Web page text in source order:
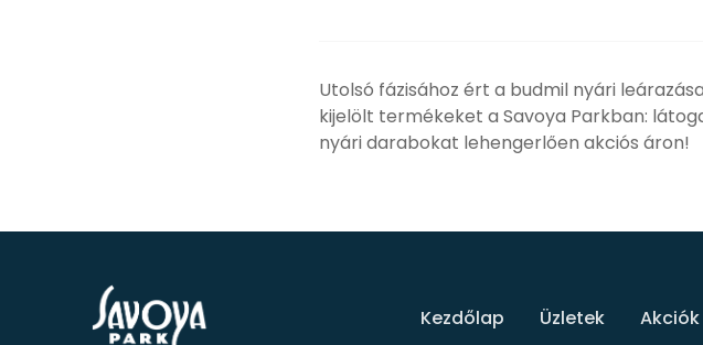
Utolsó fázisához ért a budmil nyári
kijelölt termékeket a Savoya Parkban:
nyári darabokat lehengerlően akciós áron!
Kezdőlap Üzletek Akciók